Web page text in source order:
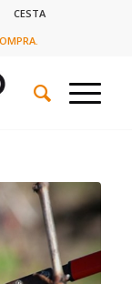
CESTA